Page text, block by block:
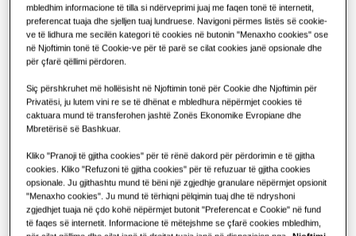
ZGJIDHJET KOMERCIALE
Hotele
Dyqanet
Zyra
Qëndrueshmëri
TDM Plus ClimateHub S2 (2-zones)
Kapaciteti i ofruar
Fuqia e ofruar
Kërko një kuotë
mbledhim informacione të tilla si ndërveprimi juaj me faqen tonë të internetit,
preferencat tuaja dhe sjelljen tuaj lundruese. Navigoni përmes listës së cookie-
ve të lidhura me secilën kategori të cookies në butonin "Menaxho cookies" ose
në Njoftimin tonë të Cookie-ve për të parë se cilat cookies janë opsionale dhe
për çfarë qëllimi përdoren.
Siç përshkruhet më hollësisht në Njoftimin tonë për Cookie dhe Njoftimin për
Privatësi, ju lutem vini re se të dhënat e mbledhura nëpërmjet cookies të
caktuara mund të transferohen jashtë Zonës Ekonomike Evropiane dhe
Mbretërisë së Bashkuar.
Kliko "Pranoji të gjitha cookies" për të rënë dakord për përdorimin e të gjitha
cookies. Kliko "Refuzoni të gjitha cookies" për të refuzuar të gjitha cookies
opsionale. Ju gjithashtu mund të bëni një zgjedhje granulare nëpërmjet opsionit
"Menaxho cookies". Ju mund të tërhiqni pëlqimin tuaj dhe të ndryshoni
zgjedhjet tuaja në çdo kohë nëpërmjet butonit "Preferencat e Cookie" në fund
të faqes së internetit. Informacione të mëtejshme se çfarë cookies mbledhim,